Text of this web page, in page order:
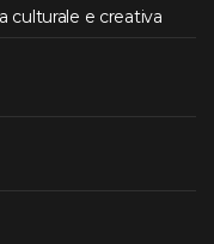
culturale e creativa